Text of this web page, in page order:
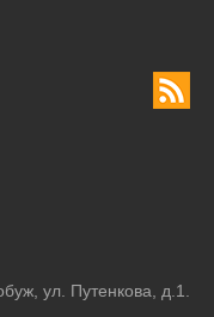
ул. Путенкова, д.1.